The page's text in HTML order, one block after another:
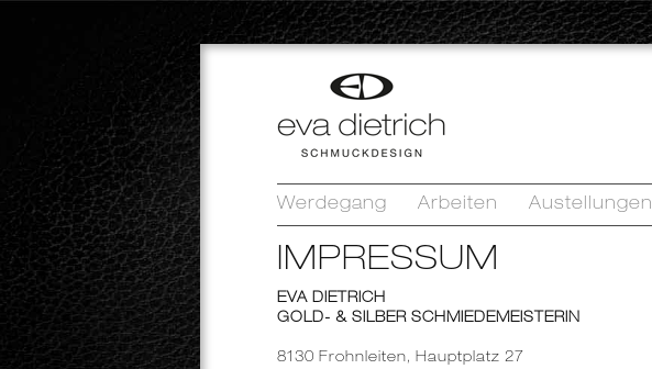
Werdegang Arbeiten Austellungen
IMPRESSUM
EVA DIETRICH
GOLD- & SILBER SCHMIEDEMEISTERIN
8130 Frohnleiten, Hauptplatz 27